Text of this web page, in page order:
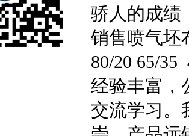
骄人的成绩
销售喷气坯
80/20 65/
经验丰富，
交流学习。